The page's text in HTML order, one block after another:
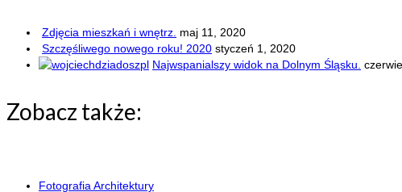
Zdjęcia mieszkań i wnętrz. maj 11, 2020
Szczęśliwego nowego roku! 2020 styczeń 1, 2020
Najwspanialszy widok na Dolnym Śląsku.
Zobacz także:
Fotografia Architektury